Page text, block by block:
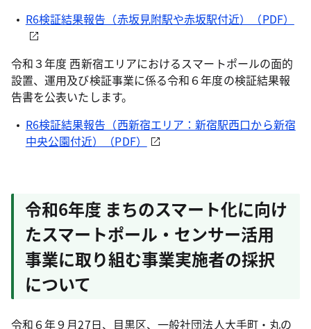
R6検証結果報告（赤坂見附駅や赤坂駅付近）（PDF）
令和３年度 西新宿エリアにおけるスマートポールの面的
設置、運用及び検証事業に係る令和６年度の検証結果報
告書を公表いたします。
R6検証結果報告（西新宿エリア：新宿駅西口から新宿
中央公園付近）（PDF）
令和6年度 まちのスマート化に向け
たスマートポール・センサー活用
事業に取り組む事業実施者の採択
について
令和６年９月27日、目黒区、一般社団法人大手町・丸の